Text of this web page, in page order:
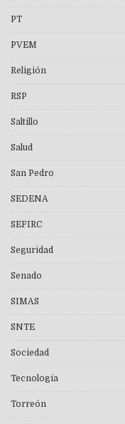
PT
PVEM
Religión
RSP
Saltillo
Salud
San Pedro
SEDENA
SEFIRC
Seguridad
Senado
SIMAS
SNTE
Sociedad
Tecnología
Torreón